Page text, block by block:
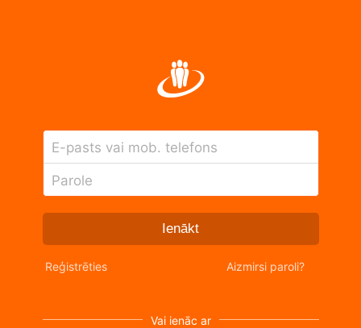
E-pasts vai mob. telefons
Parole
Ienākt
Reģistrēties Aizmirsi paroli?
Vai ienāc ar